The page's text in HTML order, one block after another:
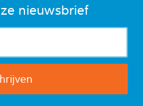
nieuwsbrief